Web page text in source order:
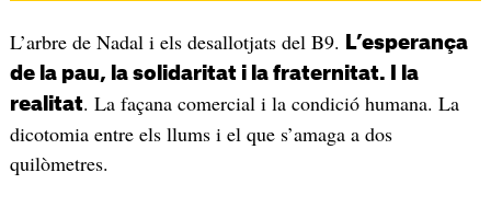
L’arbre de Nadal i els desallotjats del B9.
L’esperança
de la pau, la solidaritat i la fraternitat. I la
realitat. La façana comercial i la condició humana. La
dicotomia entre els llums i el que s’amaga a dos
quilòmetres.